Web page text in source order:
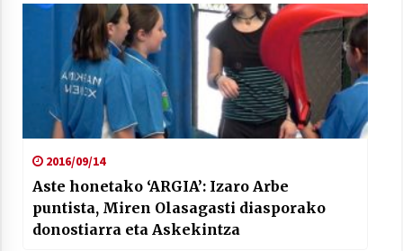
2016/09/14
Aste honetako ‘ARGIA’: Izaro Arbe
puntista, Miren Olasagasti diasporako
donostiarra eta Askekintza